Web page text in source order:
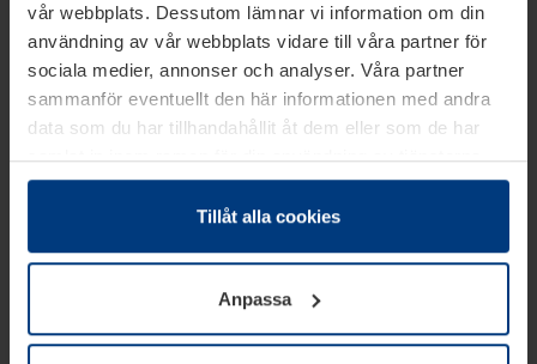
vår webbplats. Dessutom lämnar vi information om din
användning av vår webbplats vidare till våra partner för
sociala medier, annonser och analyser. Våra partner
sammanför eventuellt den här informationen med andra
data som du har tillhandahållit åt dem eller som de har
samlat in inom ramen för din användning av tjänsterna.
Juridiskt kan vi lagra kakor på din enhet, om de är
absolut nödvändiga för driften av den här webbplatsen.
godkännande kan du när som helst ändra eller återkalla i
informationen om kakor underDataskyddsförklaring
vår webbplats.
Tillåt alla cookies
Anpassa